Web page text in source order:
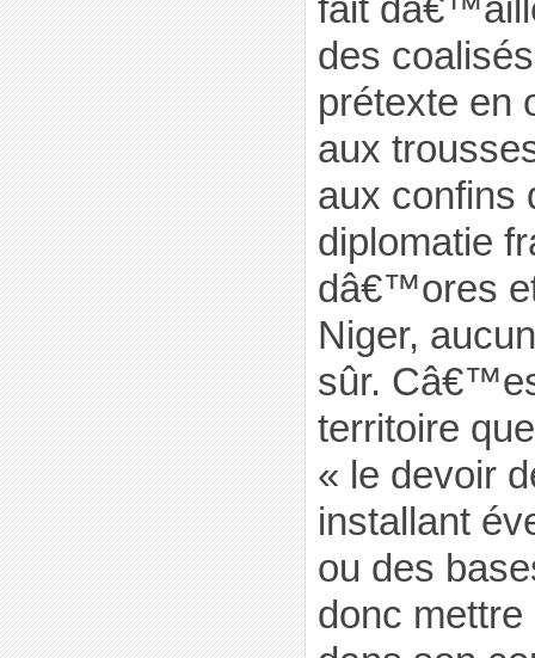
fait
des
prétexte en
aux
aux confins
diplomatie
dâ€™ores
Niger,
sûr.
territoire
« le devoir
installant
ou des
donc